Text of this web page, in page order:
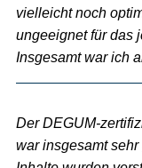
vielleicht noch
ungeeignet für das
Insgesamt war ich
Der DEGUM-
war insgesamt